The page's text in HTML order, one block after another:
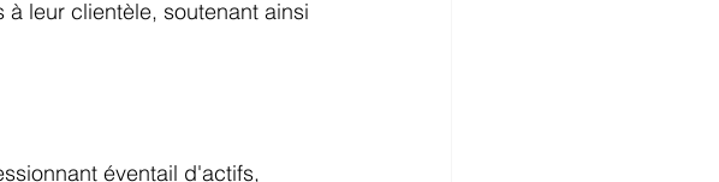
leur clientèle, soutenant ainsi
éventail d'actifs,